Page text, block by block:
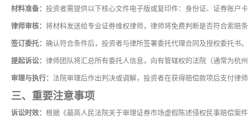
材料准备： 投资者需提供以下核心文件电子版或复印件：身份证、证券账户
律师审核： 将材料发送给专业证券维权律师，律师将免费判断是否符合索赔条
签订委托： 确认符合条件后，投资者与律所签署委托代理合同及授权委托书。
提起诉讼： 律师团队将汇总所有委托人信息，向有管辖权的法院（通常为杭
审理与执行： 法院审理后作出判决或调解，投资者在获得赔偿款项后支付律师
三、重要注意事项
诉讼时效： 根据《最高人民法院关于审理证券市场虚假陈述侵权民事赔偿案